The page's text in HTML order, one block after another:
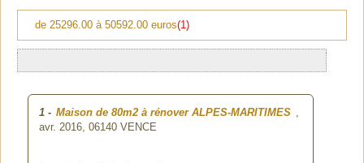
de 25296.00 à 50592.00 euros(1)
1- Maison de 80m2 à rénover ALPES-MARITIMES ,
avr. 2016, 06140 VENCE